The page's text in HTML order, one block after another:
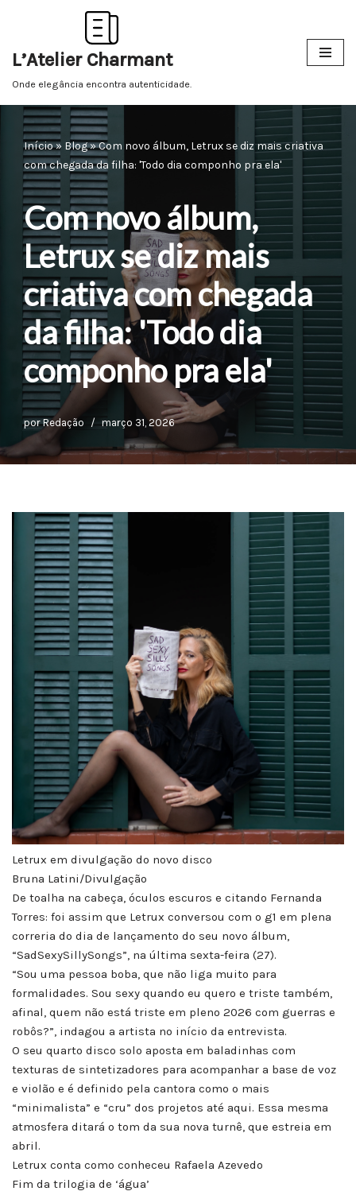
para
o
L’Atelier Charmant
Onde elegância encontra autenticidade.
Início» Blog»Com novo álbum, Letrux se diz mais criativa
com chegada da filha: 'Todo dia componho pra ela'
Com novo álbum,
Letrux se diz mais
criativa com chegada
da filha: 'Todo dia
componho pra ela'
porRedação março 31, 2026
Letrux em divulgação do novo disco
Bruna Latini/Divulgação
De toalha na cabeça, óculos escuros e citando Fernanda
Torres: foi assim que Letrux conversou com o g1 em plena
correria do dia de lançamento do seu novo álbum,
“SadSexySillySongs”, na última sexta-feira (27).
“Sou uma pessoa boba, que não liga muito para
formalidades. Sou sexy quando eu quero e triste também,
afinal, quem não está triste em pleno 2026 com guerras e
robôs?”, indagou a artista no início da entrevista.
O seu quarto disco solo aposta em baladinhas com
texturas de sintetizadores para acompanhar a base de voz
e violão e é definido pela cantora como o mais
“minimalista” e “cru” dos projetos até aqui. Essa mesma
atmosfera ditará o tom da sua nova turnê, que estreia em
abril.
Letrux conta como conheceu Rafaela Azevedo
Fim da trilogia de ‘água’